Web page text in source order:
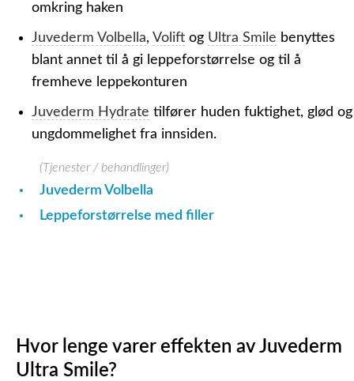
omkring haken
Juvederm Volbella, Volift og Ultra Smile benyttes
blant annet til å gi leppeforstørrelse og til å
fremheve leppekonturen
Juvederm Hydrate tilfører huden fuktighet, glød og
ungdommelighet fra innsiden.
(Tjenester / behandlinger)
Juvederm Volbella
Leppeforstørrelse med filler
Hvor lenge varer effekten av Juvederm
Ultra Smile?